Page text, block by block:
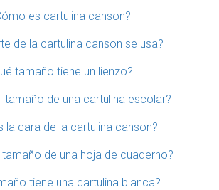
es cartulina canson?
de la cartulina canson se usa?
tamaño tiene un lienzo?
tamaño de una cartulina escolar?
la cara de la cartulina canson?
tamaño de una hoja de cuaderno?
tiene una cartulina blanca?